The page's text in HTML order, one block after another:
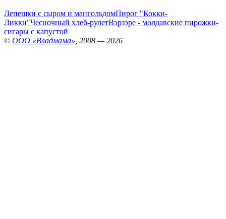
Лепешки с сыром и мангольдомПирог "Кокки-
Ликки"Чесночный хлеб-рулетВэрзэре - молдавские пирожки-
сигары с капустой
© ООО «Владмама» , 2008 — 2026